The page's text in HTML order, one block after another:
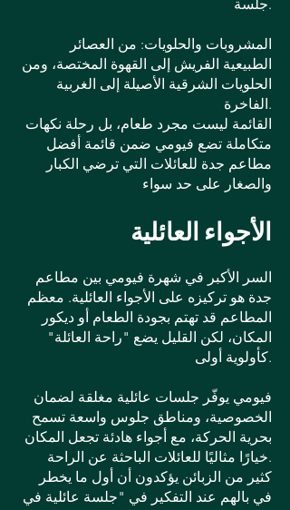
جلسة.
المشروبات والحلويات: من العصائر
الطبيعية الفريش إلى القهوة المختصة، ومن
الحلويات الشرقية الأصيلة إلى الغربية
الفاخرة.
القائمة ليست مجرد طعام، بل رحلة نكهات
متكاملة تضع فيومي ضمن قائمة أفضل
مطاعم جدة للعائلات التي ترضي الكبار
والصغار على حد سواء
الأجواء العائلية
السر الأكبر في شهرة فيومي بين مطاعم
جدة هو تركيزه على الأجواء العائلية. معظم
المطاعم قد تهتم بجودة الطعام أو ديكور
المكان، لكن القليل يضع "راحة العائلة"
كأولوية أولى.
فيومي يوفّر جلسات عائلية مغلقة لضمان
الخصوصية، ومناطق جلوس واسعة تسمح
بحرية الحركة، مع أجواء هادئة تجعل المكان
خيارًا مثاليًا للعائلات الباحثة عن الراحة.
كثير من الزبائن يؤكدون أن أول ما يخطر
في بالهم عند التفكير في "جلسة عائلية في